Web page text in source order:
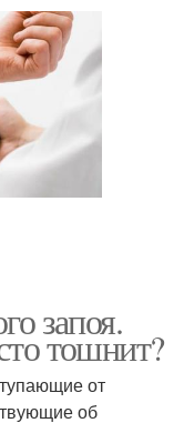
запоя.
тошнит?
от
об